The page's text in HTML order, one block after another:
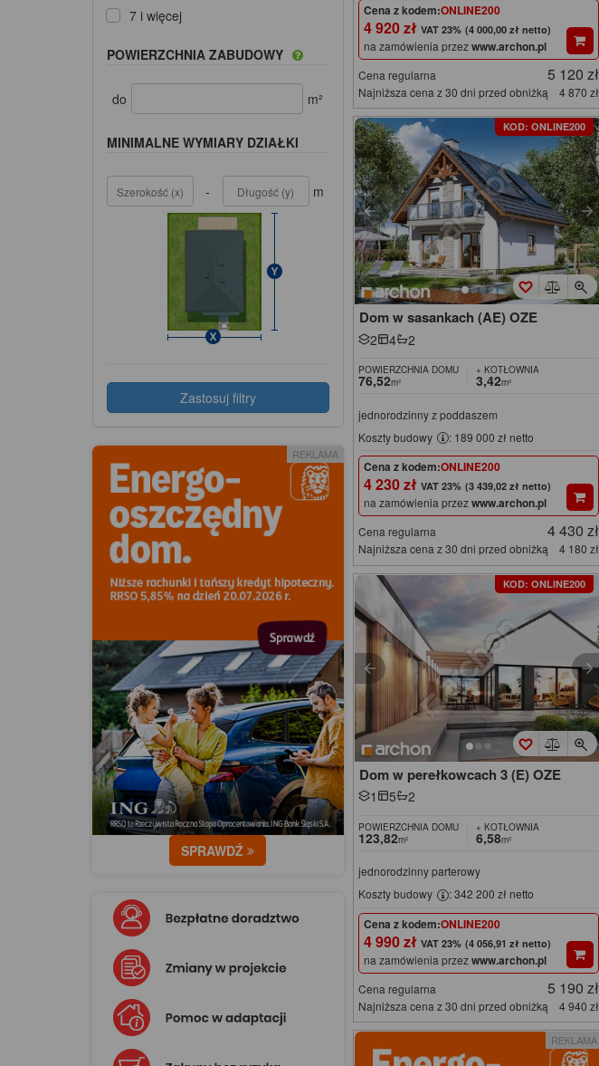
Cena z kodem:ONLINE200
4 920 zł (4 000,00 zł netto)
na zamówienia przezwww.archon.pl
Cena regularna 5 120 zł
Najniższa cena z 30 dni przed obniżką 4 870 zł
KOD: ONLINE200
Dom w sasankach (AE) OZE
2 4 2
POWIERZCHNIA DOMU
76,52m²
+ KOTŁOWNIA
3,42m²
jednorodzinny z poddaszem
Koszty budowy
: 189 000 zł netto
Cena z kodem:ONLINE200
4 230 zł (3 439,02 zł netto)
na zamówienia przezwww.archon.pl
Cena regularna 4 430 zł
Najniższa cena z 30 dni przed obniżką 4 180 zł
KOD: ONLINE200
Dom w perełkowcach 3 (E) OZE
1 5 2
POWIERZCHNIA DOMU
123,82m²
+ KOTŁOWNIA
6,58m²
jednorodzinny parterowy
Koszty budowy
: 342 200 zł netto
Cena z kodem:ONLINE200
4 990 zł (4 056,91 zł netto)
na zamówienia przezwww.archon.pl
Cena regularna 5 190 zł
Najniższa cena z 30 dni przed obniżką 4 940 zł
REKLAMA
7 i więcej
POWIERZCHNIA ZABUDOWY
do m²
MINIMALNE WYMIARY DZIAŁKI
- m
Zastosuj filtry
REKLAMA
SPRAWDŹ